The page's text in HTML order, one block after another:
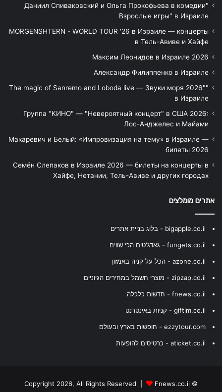
"Даниил Спиваковский и Ольга Прокофьева в комедии
Взрослые игры" в Израиле
MORGENSHTERN - WORLD TOUR '26 в Израиле — концерты
в Тель-Авиве и Хайфе
Максим Леонидов в Израиле 2026
Александр Филиппенко в Израиле
"The magic of Sanremo and Loboda live — Звуки моря 2026"
в Израиле
Группа "КИНО" — "Невероятный концерт" в США 2026:
Лос-Анджелес и Майами
Макаревич и Белый: «Импровизация на тему» в Израиле —
билеты 2026
Семён Слепаков в Израиле 2026 — билеты на концерты в
Хайфе, Нетании, Тель-Авиве и других городах
אתרים מומלצים
bigapple.co.il - בלוג בניית אתרים
fungets.co.il - גאדג'טים הכי שווים
azone.co.il - הכל על קניה באמזון
zipzap.co.il - מוצרי חשמל במחירים הגיוניים
fnews.co.il - חדשות כלכלה
giftim.co.il - קניות באינטרנט
ezzytour.com - חופשות בארץ ובעולם
aticket.co.il - כרטיסים להופעות
© Copyright 2026, All Rights Reserved |
Fnews.co.il